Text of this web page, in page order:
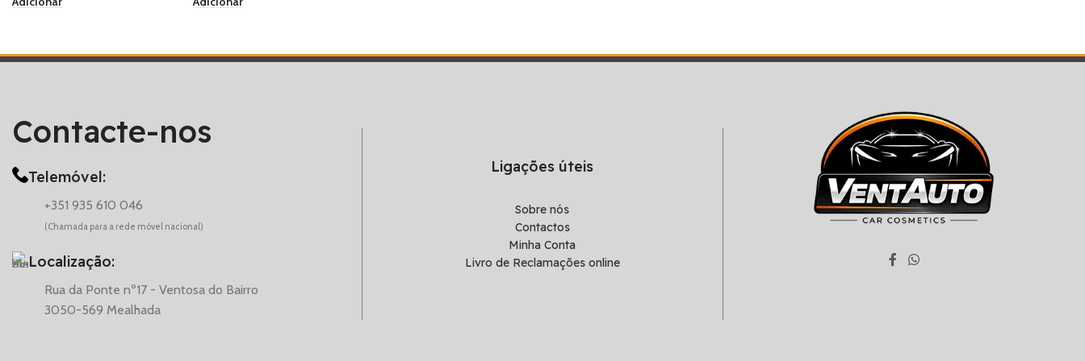
Contacte-nos
Telemóvel:
+351 935 610 046
(Chamada para a rede móvel nacional)
Localização:
Rua da Ponte nº17 - Ventosa do Bairro
3050-569 Mealhada
Ligações úteis
Sobre nós
Contactos
Minha Conta
Livro de Reclamações online